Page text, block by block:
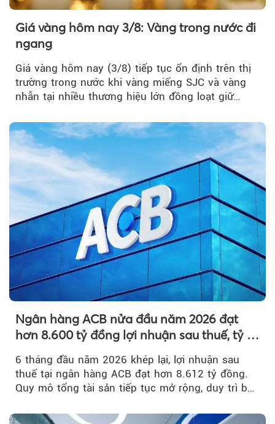
Giá vàng hôm nay 3/8: Vàng trong nước đi
ngang
Giá vàng hôm nay (3/8) tiếp tục ổn định trên thị
trường trong nước khi vàng miếng SJC và vàng
nhẫn tại nhiều thương hiệu lớn đồng loạt giữ
Ngân hàng ACB nửa đầu năm 2026 đạt
hơn 8.600 tỷ đồng lợi nhuận sau thuế, tỷ lệ
nợ xấu thấp nhất ngành
6 tháng đầu năm 2026 khép lại, lợi nhuận sau
thuế tại ngân hàng ACB đạt hơn 8.612 tỷ đồng.
Quy mô tổng tài sản tiếp tục mở rộng, duy trì bộ